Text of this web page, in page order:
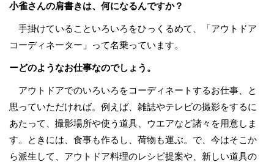
小雀さんの肩書きは、何になるんですか？
手掛けていることいろいろをひっくるめて、「アウトドア
コーディネーター」って名乗っています。
ーどのようなお仕事なのでしょう。
アウトドアでのいろいろをコーディネートするお仕事、と
思っていただければ。例えば、雑誌やテレビの撮影をするに
あたって、撮影場所や使う道具、ウエアなど諸々を用意しま
す。ときには、食事も作るし、荷物も運ぶ。で、今はそこか
ら派生して、アウトドア料理のレシピ提案や、新しい道具の